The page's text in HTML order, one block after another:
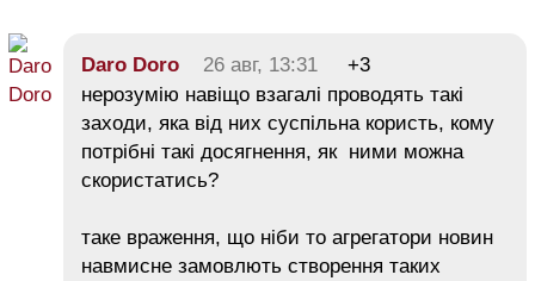
Daro Doro 26 авг, 13:31
+3
нерозумію навіщо взагалі проводять такі
заходи, яка від них суспільна користь, кому
потрібні такі досягнення, як ними можна
скористатись?
таке враження, що ніби то агрегатори новин
навмисне замовлють створення таких